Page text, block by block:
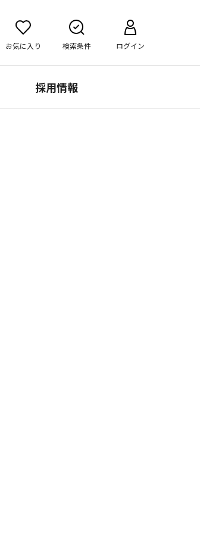
お気に入り 検索条件 ログイン
採用情報